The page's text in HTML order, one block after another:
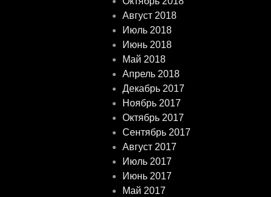
Август 2018
Июль 2018
Июнь 2018
Май 2018
Апрель 2018
Декабрь 2017
Ноябрь 2017
Октябрь 2017
Сентябрь 2017
Август 2017
Июль 2017
Июнь 2017
Май 2017